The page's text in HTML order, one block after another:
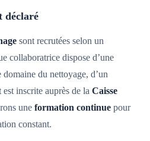
déclaré
sont recrutées selon un
collaboratrice dispose d’une
domaine du nettoyage, d’un
est inscrite auprès de la Caisse
une formation continue pour
constant.